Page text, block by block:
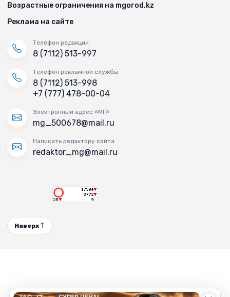
Возрастные ограничения на mgorod.kz
Реклама на сайте
Телефон редакции
8 (7112) 513-997
Телефон рекламной службы
8 (7112) 513-998
+7 (777) 478-00-04
Электронный адрес «МГ»
mg_500678@mail.ru
Написать редактору сайта
redaktor_mg@mail.ru
Наверх